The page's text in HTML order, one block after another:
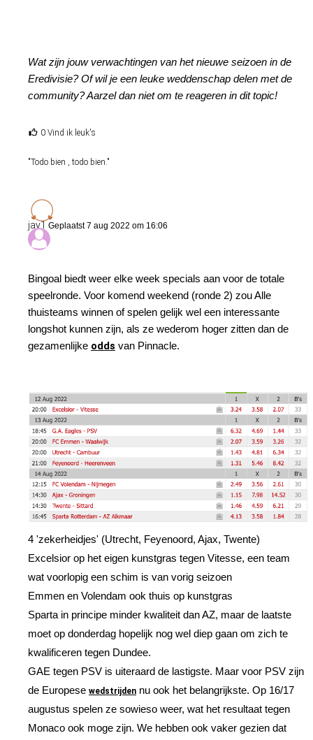
Wat zijn jouw verwachtingen van het nieuwe seizoen in de
Eredivisie? Of wil je een leuke weddenschap delen met de
community? Aarzel dan niet om te reageren in dit topic!
0 Vind ik leuk's
"Todo bien , todo bien."
jay1 Geplaatst 7 aug 2022 om 16:06
Bingoal biedt weer elke week specials aan voor de totale
speelronde. Voor komend weekend (ronde 2) zou Alle
thuisteams winnen of spelen gelijk wel een interessante
longshot kunnen zijn, als ze wederom hoger zitten dan de
gezamenlijke odds van Pinnacle.
4 'zekerheidjes' (Utrecht, Feyenoord, Ajax, Twente)
Excelsior op het eigen kunstgras tegen Vitesse, een team
wat voorlopig een schim is van vorig seizoen
Emmen en Volendam ook thuis op kunstgras
Sparta in principe minder kwaliteit dan AZ, maar de laatste
moet op donderdag hopelijk nog wel diep gaan om zich te
kwalificeren tegen Dundee.
GAE tegen PSV is uiteraard de lastigste. Maar voor PSV zijn
de Europese wedstrijden nu ook het belangrijkste. Op 16/17
augustus spelen ze sowieso weer, wat het resultaat tegen
Monaco ook moge zijn. We hebben ook vaker gezien dat